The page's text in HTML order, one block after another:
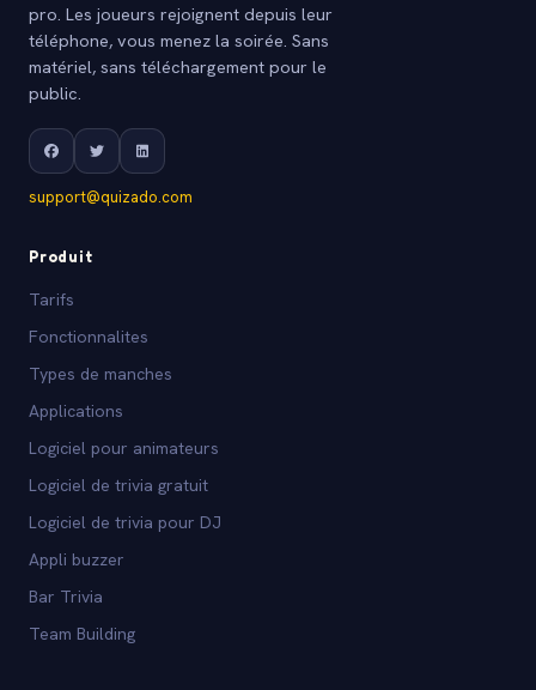
pro. Les joueurs rejoignent depuis leur
téléphone, vous menez la soirée. Sans
matériel, sans téléchargement pour le
public.
support@quizado.com
Produit
Tarifs
Fonctionnalites
Types de manches
Applications
Logiciel pour animateurs
Logiciel de trivia gratuit
Logiciel de trivia pour DJ
Appli buzzer
Bar Trivia
Team Building